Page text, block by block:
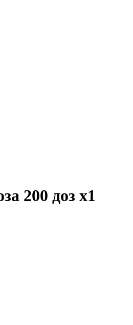
200 доз x1